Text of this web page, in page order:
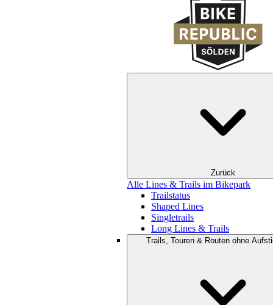
Zurück
Alle Lines & Trails im Bikepark
Trailstatus
Shaped Lines
Singletrails
Long Lines & Trails
Trails, Touren & Routen ohne